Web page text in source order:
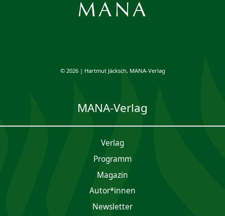
© 2026 | Hartmut Jäcksch, MANA-Verlag
MANA-Verlag
Verlag
Programm
Magazin
Autor*innen
Newsletter